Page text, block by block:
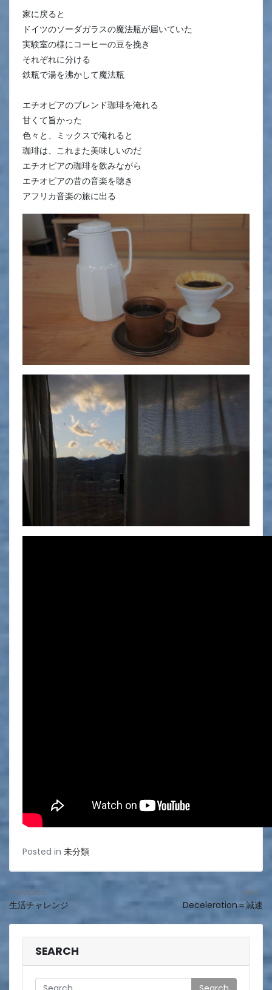
家に戻ると
ドイツのソーダガラスの魔法瓶が届いていた
実験室の様にコーヒーの豆を挽き
それぞれに分ける
鉄瓶で湯を沸かして魔法瓶
エチオピアのブレンド珈琲を淹れる
甘くて旨かった
色々と、ミックスで淹れると
珈琲は、これまた美味しいのだ
エチオピアの珈琲を飲みながら
エチオピアの昔の音楽を聴き
アフリカ音楽の旅に出る
Posted in 未分類
投
稿
Previous:
生活チャレンジ
Next:
Deceleration＝減速
SEARCH
Search